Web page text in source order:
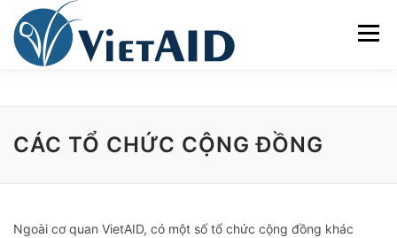
content
Menu
THAM GIA ENGLISH
CÁC TỔ CHỨC CỘNG ĐỒNG
Ngoài cơ quan VietAID, có một số tổ chức cộng đồng khác